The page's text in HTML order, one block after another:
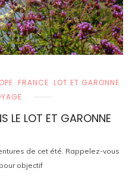
FRANCE LOT ET GARONNE
LE LOT ET GARONNE
de cet été. Rappelez-vous
objectif